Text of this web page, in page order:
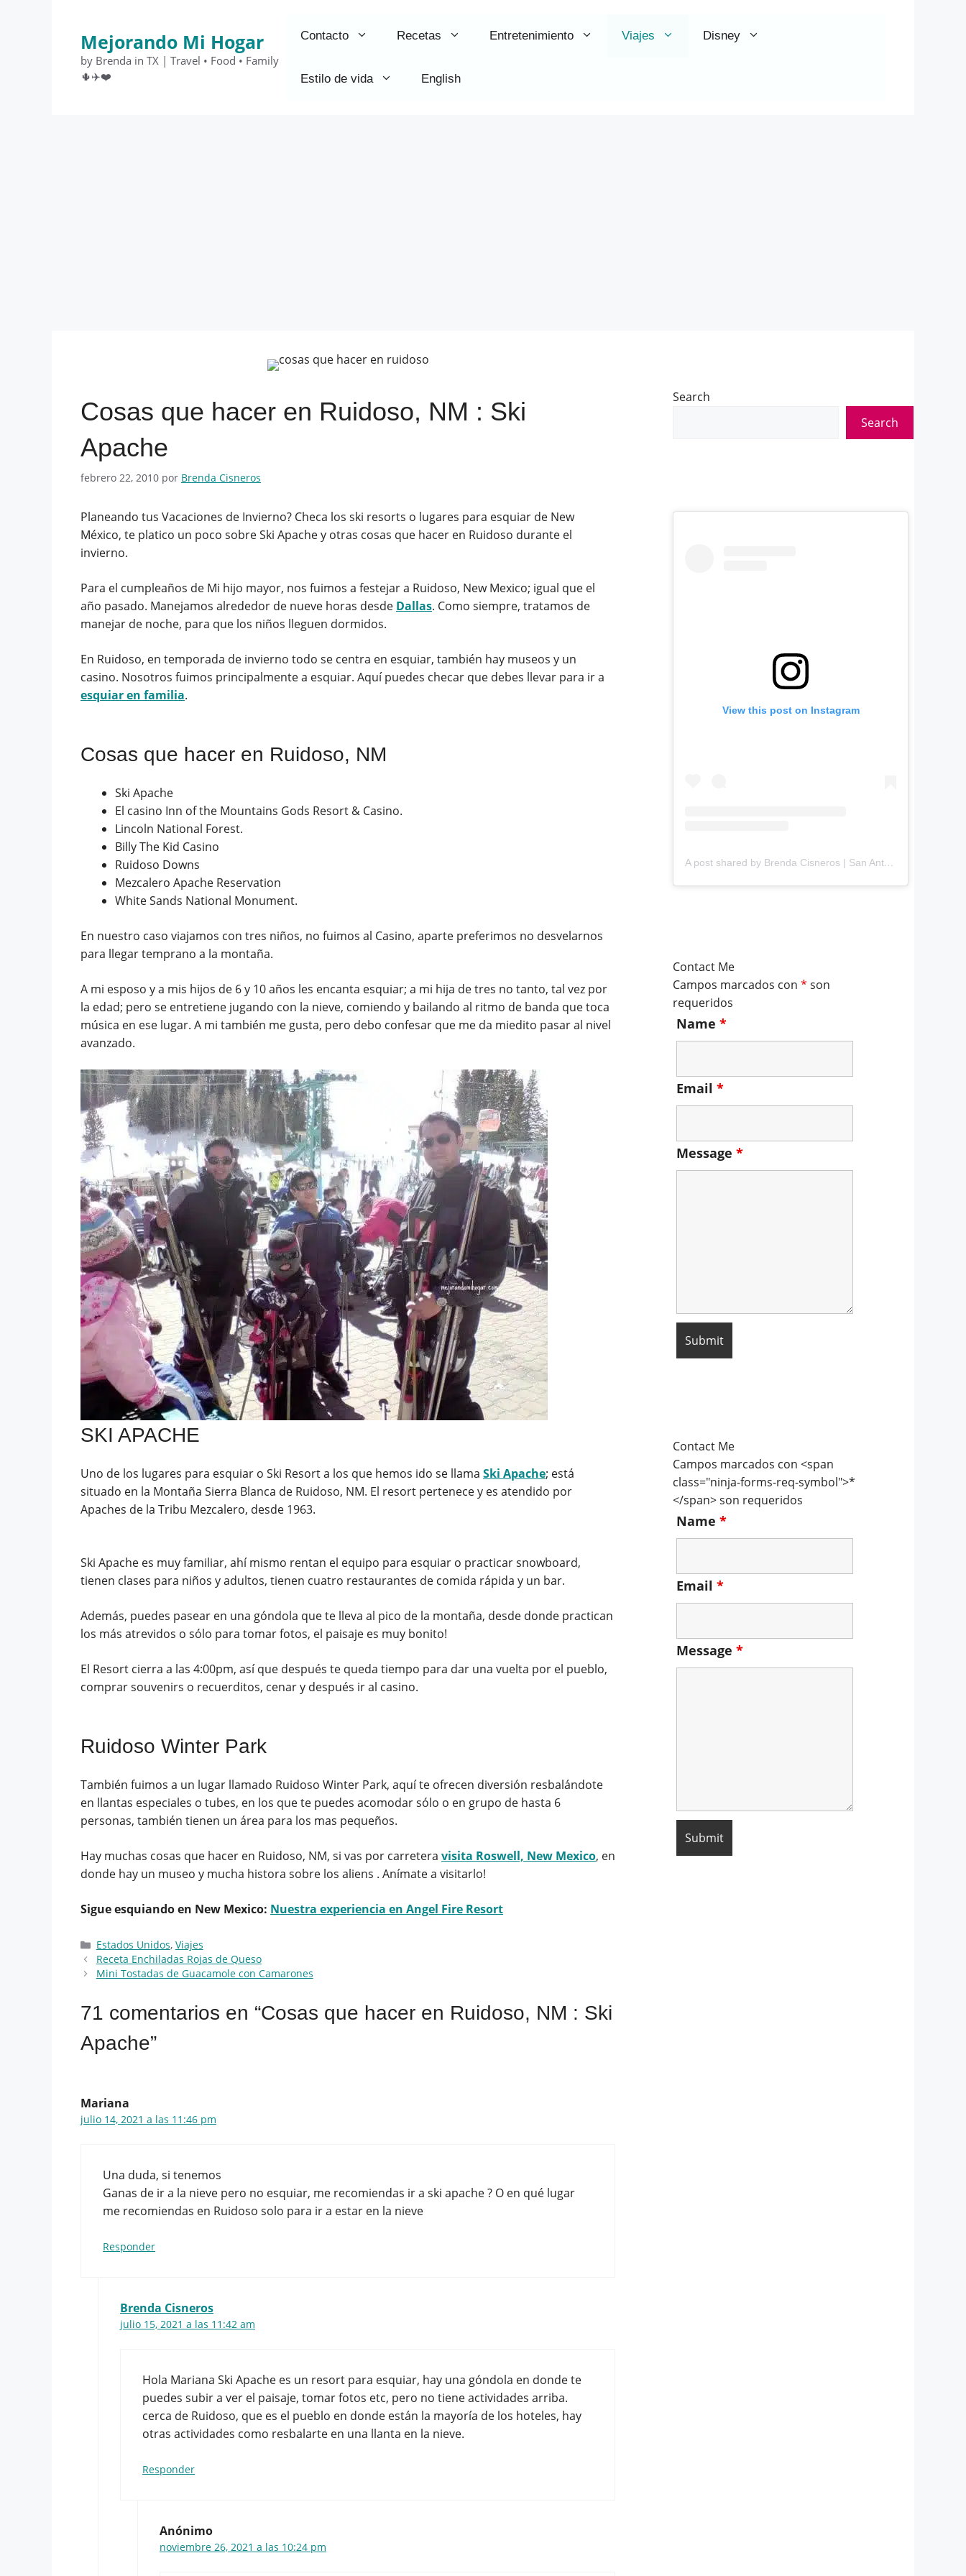
Mejorando Mi Hogar
by Brenda in TX | Travel • Food • Family
🌵✈️❤️
Contacto Recetas Entretenimiento Viajes Disney
Estilo de vida English
Cosas que hacer en Ruidoso, NM : Ski
Apache
febrero 22, 2010 por Brenda Cisneros
Planeando tus Vacaciones de Invierno? Checa los ski resorts o lugares para esquiar de New
México, te platico un poco sobre Ski Apache y otras cosas que hacer en Ruidoso durante el
invierno.
Para el cumpleaños de Mi hijo mayor, nos fuimos a festejar a Ruidoso, New Mexico; igual que el
año pasado. Manejamos alrededor de nueve horas desde Dallas. Como siempre, tratamos de
manejar de noche, para que los niños lleguen dormidos.
En Ruidoso, en temporada de invierno todo se centra en esquiar, también hay museos y un
casino. Nosotros fuimos principalmente a esquiar. Aquí puedes checar que debes llevar para ir a
esquiar en familia.
Cosas que hacer en Ruidoso, NM
Ski Apache
El casino Inn of the Mountains Gods Resort & Casino.
Lincoln National Forest.
Billy The Kid Casino
Ruidoso Downs
Mezcalero Apache Reservation
White Sands National Monument.
En nuestro caso viajamos con tres niños, no fuimos al Casino, aparte preferimos no desvelarnos
para llegar temprano a la montaña.
A mi esposo y a mis hijos de 6 y 10 años les encanta esquiar; a mi hija de tres no tanto, tal vez por
la edad; pero se entretiene jugando con la nieve, comiendo y bailando al ritmo de banda que toca
música en ese lugar. A mi también me gusta, pero debo confesar que me da miedito pasar al nivel
avanzado.
SKI APACHE
Uno de los lugares para esquiar o Ski Resort a los que hemos ido se llama Ski Apache; está
situado en la Montaña Sierra Blanca de Ruidoso, NM. El resort pertenece y es atendido por
Apaches de la Tribu Mezcalero, desde 1963.
Ski Apache es muy familiar, ahí mismo rentan el equipo para esquiar o practicar snowboard,
tienen clases para niños y adultos, tienen cuatro restaurantes de comida rápida y un bar.
Además, puedes pasear en una góndola que te lleva al pico de la montaña, desde donde practican
los más atrevidos o sólo para tomar fotos, el paisaje es muy bonito!
El Resort cierra a las 4:00pm, así que después te queda tiempo para dar una vuelta por el pueblo,
comprar souvenirs o recuerditos, cenar y después ir al casino.
Ruidoso Winter Park
También fuimos a un lugar llamado Ruidoso Winter Park, aquí te ofrecen diversión resbalándote
en llantas especiales o tubes, en los que te puedes acomodar sólo o en grupo de hasta 6
personas, también tienen un área para los mas pequeños.
Hay muchas cosas que hacer en Ruidoso, NM, si vas por carretera visita Roswell, New Mexico, en
donde hay un museo y mucha histora sobre los aliens . Anímate a visitarlo!
Sigue esquiando en New Mexico: Nuestra experiencia en Angel Fire Resort
Categorías
Estados Unidos, Viajes
Receta Enchiladas Rojas de Queso
Mini Tostadas de Guacamole con Camarones
71 comentarios en “Cosas que hacer en Ruidoso, NM : Ski
Apache”
Mariana
julio 14, 2021 a las 11:46 pm
Una duda, si tenemos
Ganas de ir a la nieve pero no esquiar, me recomiendas ir a ski apache ? O en qué lugar
me recomiendas en Ruidoso solo para ir a estar en la nieve
Responder
Brenda Cisneros
julio 15, 2021 a las 11:42 am
Hola Mariana Ski Apache es un resort para esquiar, hay una góndola en donde te
puedes subir a ver el paisaje, tomar fotos etc, pero no tiene actividades arriba.
cerca de Ruidoso, que es el pueblo en donde están la mayoría de los hoteles, hay
otras actividades como resbalarte en una llanta en la nieve.
Responder
Anónimo
noviembre 26, 2021 a las 10:24 pm
Search
Search
View this post on Instagram
A post shared by Brenda Cisneros | San Antonio Content Creator (@mejorandomihogar)
Contact Me
Campos marcados con * son
requeridos
Name *
Email *
Message *
Contact Me
Campos marcados con <span
class="ninja-forms-req-symbol">*
</span> son requeridos
Name *
Email *
Message *